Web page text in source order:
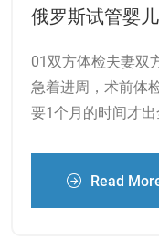
俄罗斯试管婴
01双方体检夫妻双
急着进周，术前体
要1个月的时间才
Read